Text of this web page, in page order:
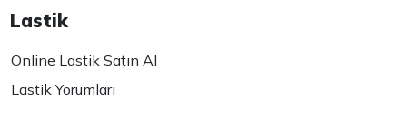
Lastik
Online Lastik Satın Al
Lastik Yorumları